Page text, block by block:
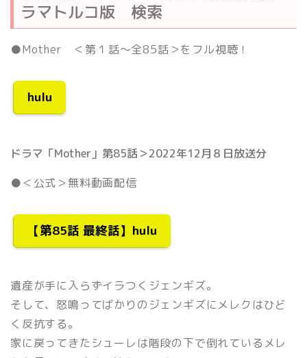
ラマトルコ版 検索
●Mother ＜第１話〜全85話＞をフル視聴！
hulu
ドラマ「Mother」第85話＞2022年12月８日放送分
●＜公式＞無料動画配信
【第85話 最終話】hulu
遺産が手に入らずイラつくジェンギズ。
そして、怒鳴ってばかりのジェンギズにメレクはひど
く反抗する。
家に戻ってきたシューレは階段の下で倒れているメレ